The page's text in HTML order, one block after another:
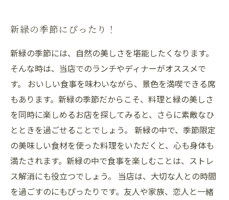
新緑の季節にぴったり！
新緑の季節には、自然の美しさを堪能したくなります。
そんな時は、当店でのランチやディナーがオススメで
す。 おいしい食事を味わいながら、景色を満喫できる席
もあります。新緑の季節だからこそ、料理と緑の美しさ
を同時に楽しめるお店を探してみると、さらに素敵なひ
とときを過ごせることでしょう。 新緑の中で、季節限定
の美味しい食材を使った料理をいただくと、心も身体も
満たされます。新緑の中で食事を楽しむことは、ストレ
ス解消にも役立つでしょう。 当店は、大切な人との時間
を過ごすのにもぴったりです。友人や家族、恋人と一緒